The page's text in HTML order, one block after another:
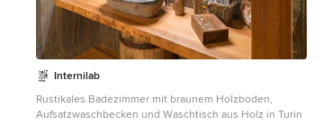
Internilab
Rustikales Badezimmer mit braunem Holzboden,
Aufsatzwaschbecken und Waschtisch aus Holz in Turin